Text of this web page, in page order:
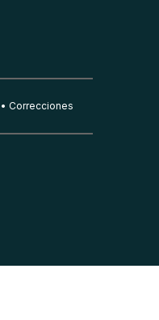
Correcciones